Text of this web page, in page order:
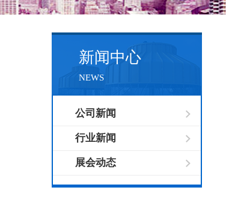
新闻中心
NEWS
公司新闻
行业新闻
展会动态